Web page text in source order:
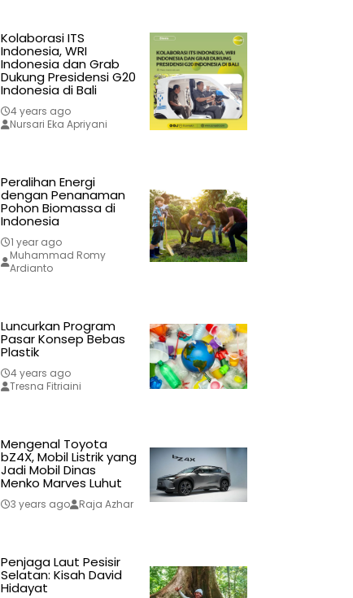
Kolaborasi ITS
Indonesia, WRI
Indonesia dan Grab
Dukung Presidensi G20
Indonesia di Bali
4 years ago
Nursari Eka Apriyani
Peralihan Energi
dengan Penanaman
Pohon Biomassa di
Indonesia
1 year ago
Muhammad Romy
Ardianto
Luncurkan Program
Pasar Konsep Bebas
Plastik
4 years ago
Tresna Fitriaini
Mengenal Toyota
bZ4X, Mobil Listrik yang
Jadi Mobil Dinas
Menko Marves Luhut
3 years ago Raja Azhar
Penjaga Laut Pesisir
Selatan: Kisah David
Hidayat